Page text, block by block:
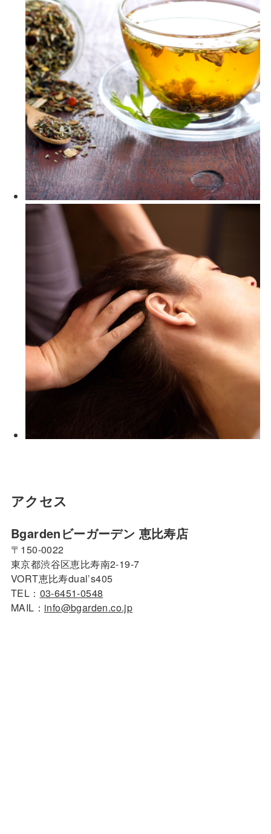
アクセス
Bgardenビーガーデン 恵比寿店
〒150-0022
東京都渋谷区恵比寿南2-19-7
VORT恵比寿dual’s405
TEL： 03-6451-0548
MAIL： info@bgarden.co.jp